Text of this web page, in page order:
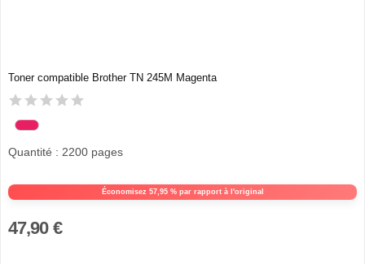
Toner compatible Brother TN 245M Magenta
Économisez 57,95 % par rapport à l'original
Quantité : 2200 pages
47,90 €